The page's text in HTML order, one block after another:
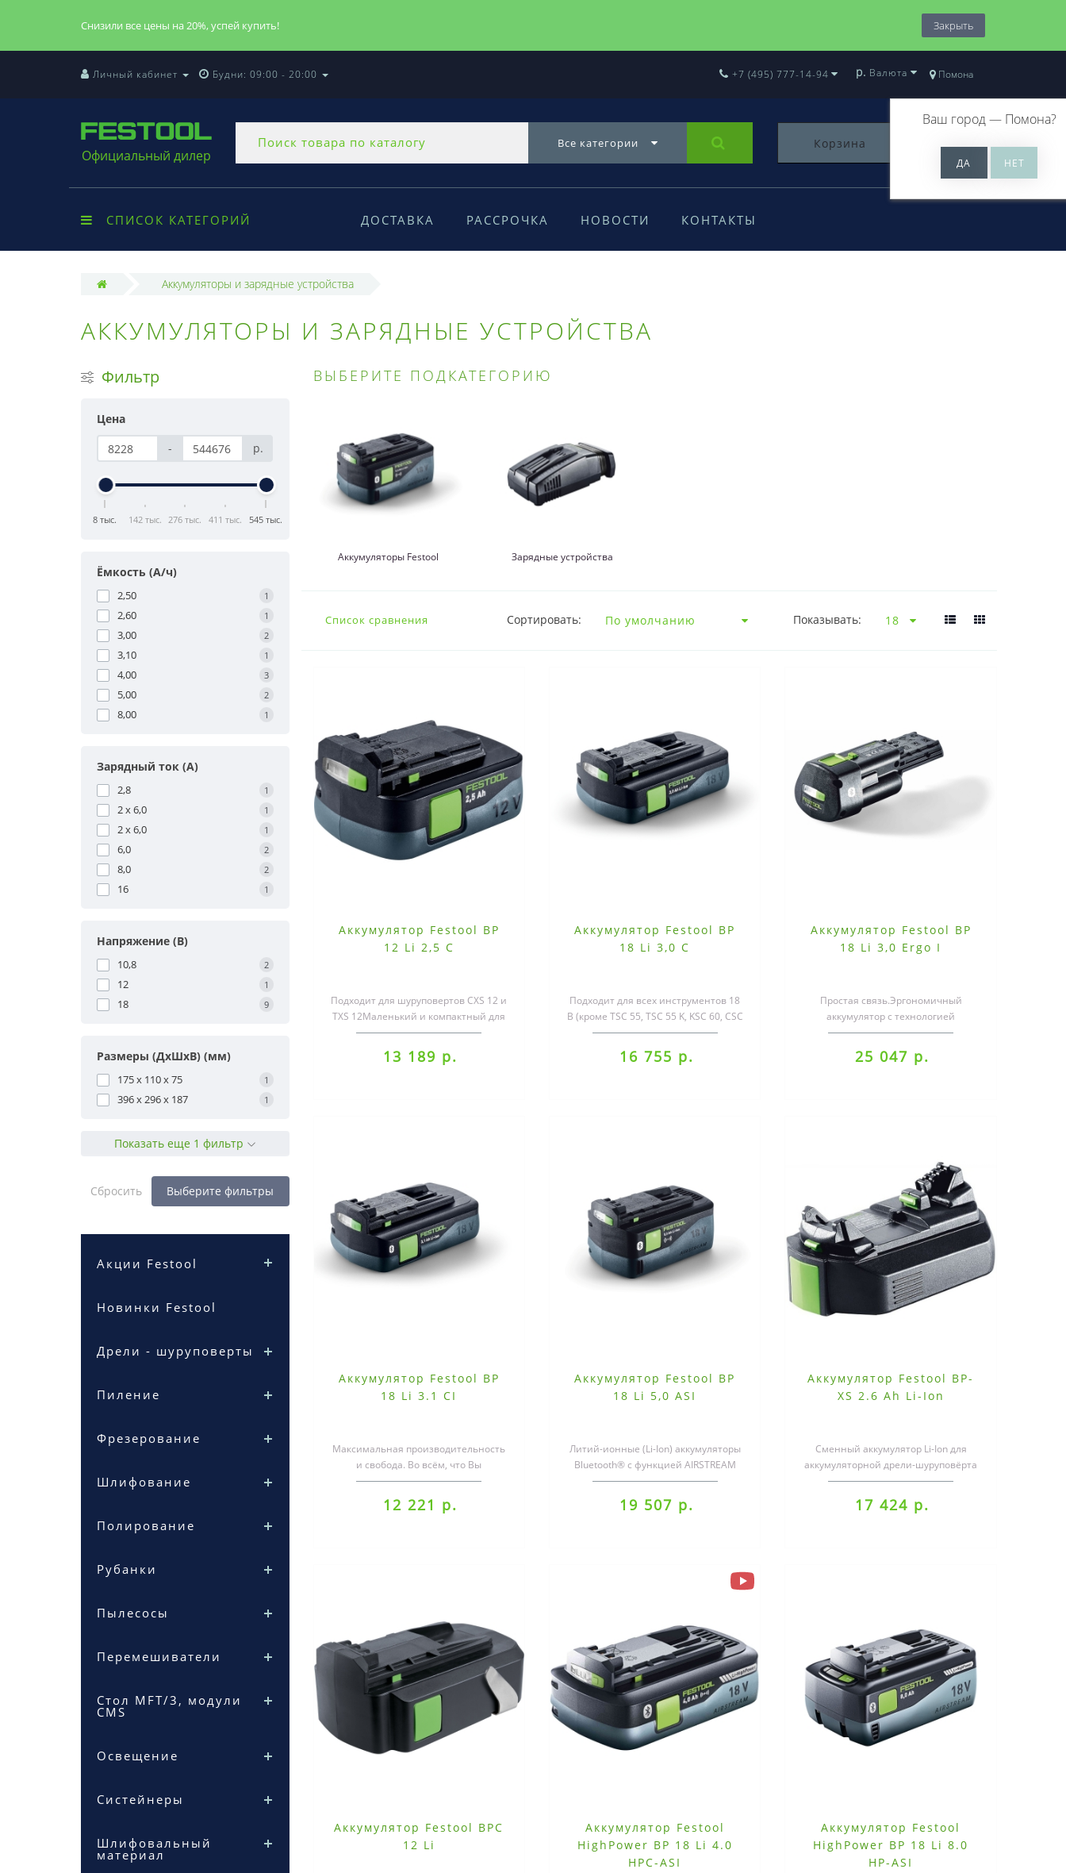
Снизили все цены на 20%, успей купить! Закрыть
Личный кабинет Будни: 09:00 - 20:00 Помона
Ваш город — Помона?
+7 (495) 777-14-94 р. Валюта
Официальный дилер
Все категории Корзина 0
СПИСОК КАТЕГОРИЙ ДОСТАВКА РАССРОЧКА НОВОСТИ КОНТАКТЫ
Аккумуляторы и зарядные устройства
АККУМУЛЯТОРЫ И ЗАРЯДНЫЕ УСТРОЙСТВА
Фильтр
Цена
-
р.
8 тыс. 142 тыс. 276 тыс. 411 тыс. 545 тыс.
Ёмкость (А/ч)
2,50 1
2,60 1
3,00 2
3,10 1
4,00 3
5,00 2
8,00 1
Зарядный ток (А)
2,8 1
2 x 6,0 1
2 х 6,0 1
6,0 2
8,0 2
16 1
Напряжение (В)
10,8 2
12 1
18 9
Размеры (ДxШxВ) (мм)
175 x 110 x 75 1
396 х 296 х 187 1
Показать еще 1 фильтр
Сбросить Выберите фильтры
Акции Festool
Новинки Festool
Дрели - шуруповерты
Пиление
Фрезерование
Шлифование
Полирование
Рубанки
Пылесосы
Перемешиватели
Стол MFT/3, модули
CMS
Освещение
Систейнеры
Шлифовальный
материал
ВЫБЕРИТЕ ПОДКАТЕГОРИЮ
Аккумуляторы Festool Зарядные устройства
Список сравнения Сортировать: Показывать:
Аккумулятор Festool BP
12 Li 2,5 C
Подходит для шуруповертов CXS 12 и
TXS 12Маленький и компактный для
CXS/ TXS 12.Специально разр..
13 189 р.
Аккумулятор Festool BP
18 Li 3,0 C
Подходит для всех инструментов 18
В (кроме TSC 55, TSC 55 K, KSC 60, CSC
SYS 50, ETSC 125, RTSC 400,..
16 755 р.
Аккумулятор Festool BP
18 Li 3,0 Ergo I
Простая связь.Эргономичный
аккумулятор с технологией
Bluetooth® взаимодействует с
модулем Bluetooth®..
25 047 р.
Аккумулятор Festool BP
18 Li 3.1 CI
Максимальная производительность
и свобода. Во всём, что Вы
делаете.Аккумуляторные
инструменты Festoo..
12 221 р.
Аккумулятор Festool BP
18 Li 5,0 ASI
Литий-ионные (Li-Ion) аккумуляторы
Bluetooth® с функцией AIRSTREAM
для всех аккумуляторных инструмен..
19 507 р.
Аккумулятор Festool BP-
XS 2.6 Ah Li-Ion
Сменный аккумулятор Li-Ion для
аккумуляторной дрели-шуруповёрта
CXS и TXS..
17 424 р.
Аккумулятор Festool BPC
12 Li
Аккумулятор Festool
HighPower BP 18 Li 4.0
HPC-ASI
Аккумулятор Festool
HighPower BP 18 Li 8.0
HP-ASI